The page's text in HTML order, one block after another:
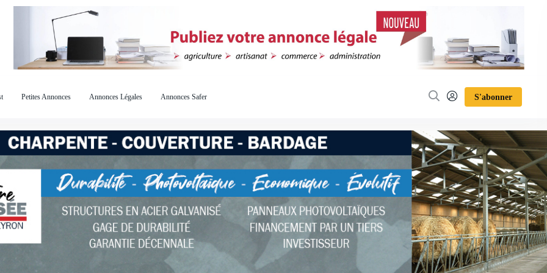
Petites Annonces Annonces Légales Annonces Safer S'abonner